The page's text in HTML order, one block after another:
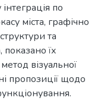
інтеграція по
міста, графічно
та
показано їх
візуальної
пропозиції щодо